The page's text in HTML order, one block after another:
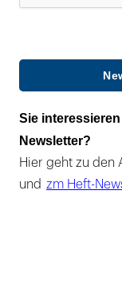
Sie
Newsletter?
Hier geht zu den
und zm Heft-